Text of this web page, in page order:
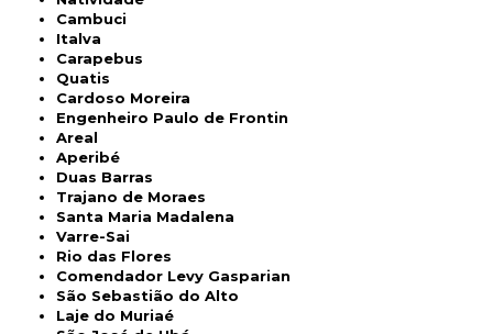
Cambuci
Italva
Carapebus
Quatis
Cardoso Moreira
Engenheiro Paulo de Frontin
Areal
Aperibé
Duas Barras
Trajano de Moraes
Santa Maria Madalena
Varre-Sai
Rio das Flores
Comendador Levy Gasparian
São Sebastião do Alto
Laje do Muriaé